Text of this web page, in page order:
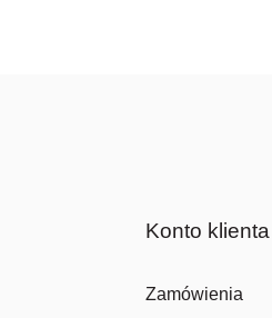
Konto klienta
Zamówienia